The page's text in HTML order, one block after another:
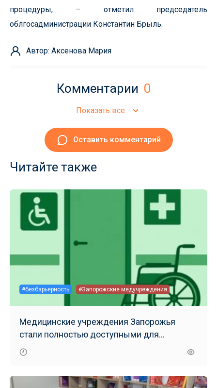
процедуры, – отметил председатель
облгосадминистрации Константин Брыль.
Автор: Аксенова Мария
Комментарии 0
Показать все
Оставить комментарий
Читайте также
#безбарьерность #Запорожские медучреждения
Медицинские учреждения Запорожья
стали полностью доступными для
маломобильных групп населения